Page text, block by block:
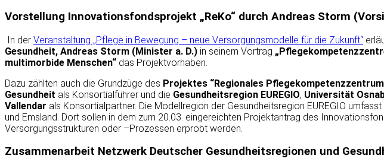
Vorstellung Innovationsfondsprojekt „ReKo“ durch Andreas Storm
In der Veranstaltung „Pflege in Bewegung – neue Versorgungsmodelle für die Zukunft“
Gesundheit, Andreas Storm (Minister a. D.) in seinem Vortrag
multimorbide Menschen“ das Projektvorhaben.
Dazu zählten auch die Grundzüge des Projektes “Regionales Pflegekompetenzzentrum
Gesundheit als Konsortialführer und die Gesundheitsregion EUREGIO, Universität
Vallendar als Konsortialpartner. Die Modellregion der Gesundheitsregion EUREGIO
und Emsland. Dort sollen in dem zum 20.03. eingereichten Projektantrag des
Versorgungsstrukturen oder –Prozessen erprobt werden.
Zusammenarbeit Netzwerk Deutscher Gesundheitsregionen und